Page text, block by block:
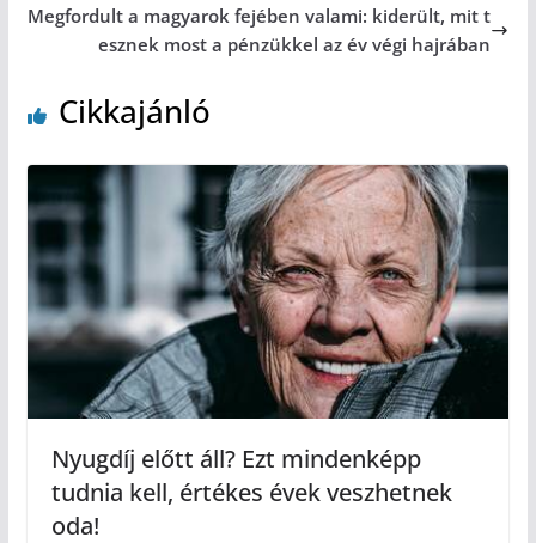
Megfordult a magyarok fejében valami: kiderült, mit t
esznek most a pénzükkel az év végi hajrában
Cikkajánló
Nyugdíj előtt áll? Ezt mindenképp
tudnia kell, értékes évek veszhetnek
oda!